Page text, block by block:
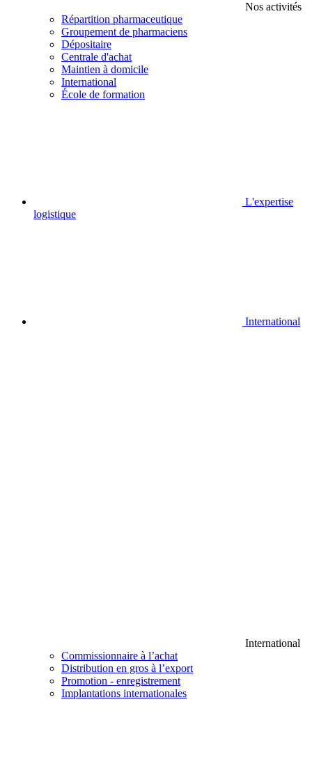
Nos activités
Répartition pharmaceutique
Groupement de pharmaciens
Dépositaire
Centrale d'achat
Maintien à domicile
International
École de formation
L'expertise
logistique
International
International
Commissionnaire à l’achat
Distribution en gros à l’export
Promotion - enregistrement
Implantations internationales